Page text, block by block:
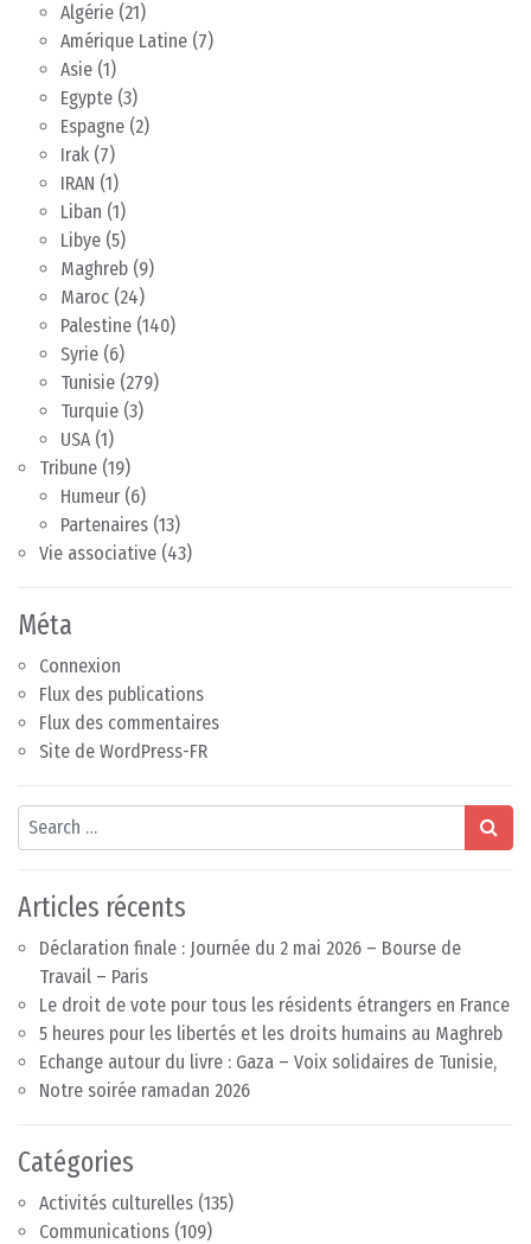
Algérie (21)
Amérique Latine (7)
Asie (1)
Egypte (3)
Espagne (2)
Irak (7)
IRAN (1)
Liban (1)
Libye (5)
Maghreb (9)
Maroc (24)
Palestine (140)
Syrie (6)
Tunisie (279)
Turquie (3)
USA (1)
Tribune (19)
Humeur (6)
Partenaires (13)
Vie associative (43)
Méta
Connexion
Flux des publications
Flux des commentaires
Site de WordPress-FR
Search
Articles récents
Déclaration finale : Journée du 2 mai 2026 – Bourse de
Travail – Paris
Le droit de vote pour tous les résidents étrangers en France
5 heures pour les libertés et les droits humains au Maghreb
Echange autour du livre : Gaza – Voix solidaires de Tunisie,
Notre soirée ramadan 2026
Catégories
Activités culturelles (135)
Communications (109)